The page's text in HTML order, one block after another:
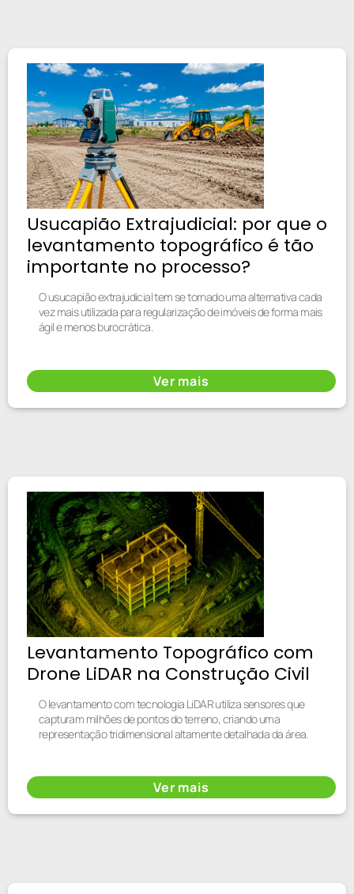
Usucapião Extrajudicial: por que o
levantamento topográfico é tão
importante no processo?
O usucapião extrajudicial tem se tornado uma alternativa cada
vez mais utilizada para regularização de imóveis de forma mais
ágil e menos burocrática.
Ver mais
Levantamento Topográfico com
Drone LiDAR na Construção Civil
O levantamento com tecnologia LiDAR utiliza sensores que
capturam milhões de pontos do terreno, criando uma
representação tridimensional altamente detalhada da área.
Ver mais